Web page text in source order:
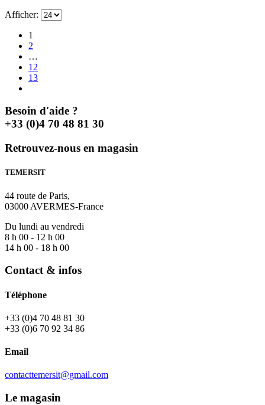
Afficher:
1
2
…
12
13
Besoin d'aide ?
+33 (0)4 70 48 81 30
Retrouvez-nous en magasin
TEMERSIT
44 route de Paris,
03000 AVERMES-France
Du lundi au vendredi
8 h 00 - 12 h 00
14 h 00 - 18 h 00
Contact & infos
Téléphone
+33 (0)4 70 48 81 30
+33 (0)6 70 92 34 86
Email
contacttemersit@gmail.com
Le magasin